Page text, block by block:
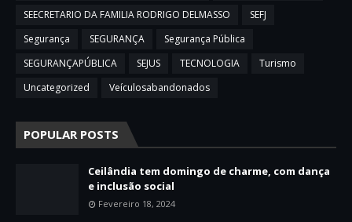
SEECRETARIO DA FAMILIA RODRIGO DELMASSO
SEFJ
Segurança
SEGURANÇA
Segurança Pública
SEGURANÇAPÚBLICA
SEJUS TECNOLOGIA
Turismo
Uncategorized
Veículosabandonados
POPULAR POSTS
Ceilândia tem domingo de charme, com dança
e inclusão social
Fevereiro 18, 2024